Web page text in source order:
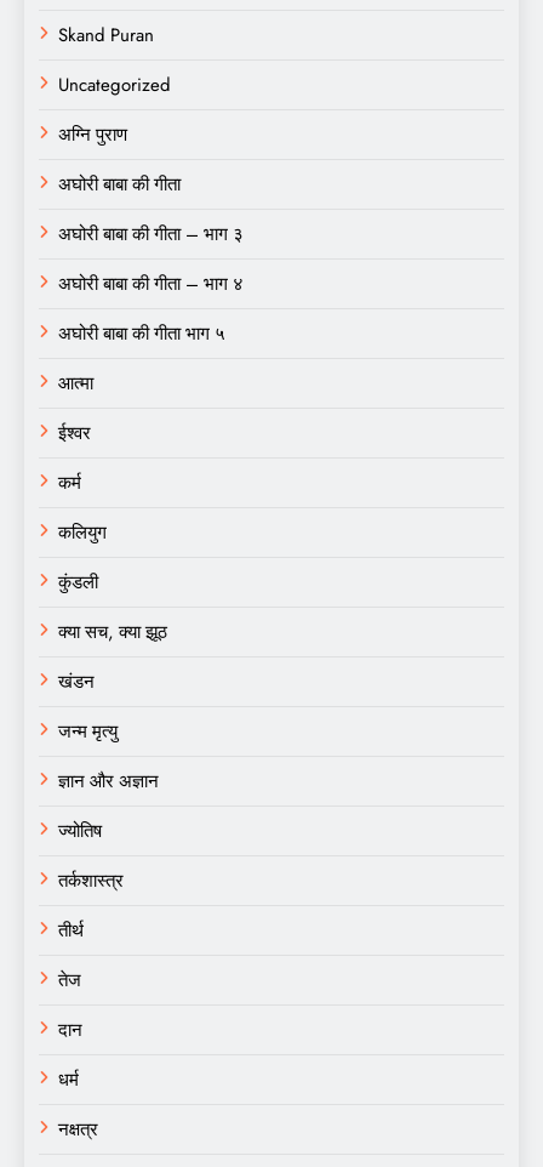
Skand Puran
Uncategorized
अग्नि पुराण
अघोरी बाबा की गीता
अघोरी बाबा की गीता – भाग ३
अघोरी बाबा की गीता – भाग ४
अघोरी बाबा की गीता भाग ५
आत्मा
ईश्वर
कर्म
कलियुग
कुंडली
क्या सच, क्या झूठ
खंडन
जन्म मृत्यु
ज्ञान और अज्ञान
ज्योतिष
तर्कशास्त्र
तीर्थ
तेज
दान
धर्म
नक्षत्र